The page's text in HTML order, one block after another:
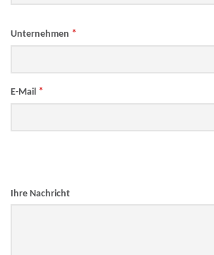
Unternehmen *
E-Mail *
Ihre Nachricht